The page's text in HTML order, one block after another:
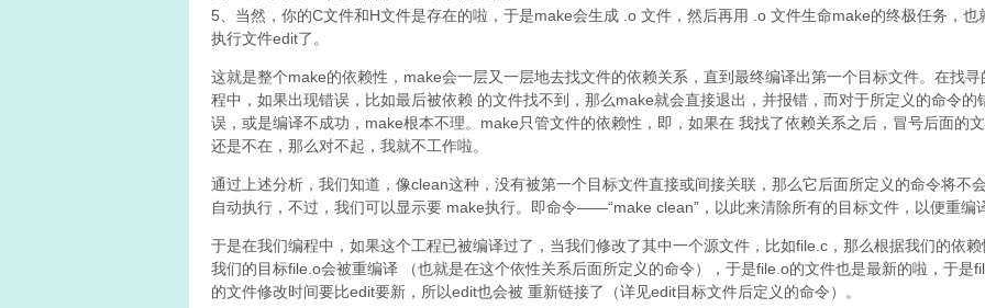
5、当然，你的C文件和H文件是存在的啦，于是make会生成 .o 文件，然后再用 .o 文件生命make的终极任务，也
执行文件edit了。
这就是整个make的依赖性，make会一层又一层地去找文件的依赖关系，直到最终编译出第一个目标文件。在找寻
程中，如果出现错误，比如最后被依赖 的文件找不到，那么make就会直接退出，并报错，而对于所定义的命令的
误，或是编译不成功，make根本不理。make只管文件的依赖性，即，如果在 我找了依赖关系之后，冒号后面的
还是不在，那么对不起，我就不工作啦。
通过上述分析，我们知道，像clean这种，没有被第一个目标文件直接或间接关联，那么它后面所定义的命令将不
自动执行，不过，我们可以显示要 make执行。即命令——“make clean”，以此来清除所有的目标文件，以便重编
于是在我们编程中，如果这个工程已被编译过了，当我们修改了其中一个源文件，比如file.c，那么根据我们的依赖
我们的目标file.o会被重编译 （也就是在这个依性关系后面所定义的命令），于是file.o的文件也是最新的啦，于是
的文件修改时间要比edit要新，所以edit也会被 重新链接了（详见edit目标文件后定义的命令）。